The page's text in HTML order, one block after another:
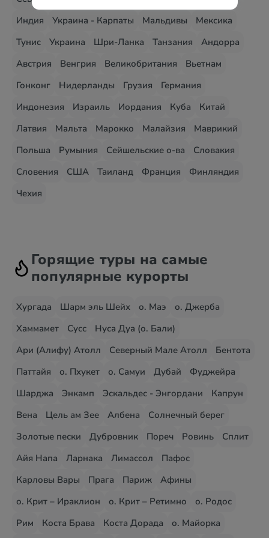
Индия
Украина - Карпаты Мальдивы
Мексика
Тунис
Украина Шри-Ланка Танзания
Андорра
Австрия
Венгрия Великобритания
Вьетнам
Гонконг
Нидерланды Грузия
Германия
Индонезия
Израиль Иордания Куба
Китай
Латвия
Мальта Марокко Малайзия
Маврикий
Польша
Румыния Сейшельские о-ва
Словакия
Словения
США Таиланд Франция
Финляндия
Чехия
Горящие туры на самые
популярные курорты
Хургада Шарм эль Шейх о. Маэ
о. Джерба
Хаммамет
Сусс
Нуса Дуа (о. Бали)
Ари (Алифу) Атолл
Северный Мале Атолл
Бентота
Паттайя
о. Пхукет о. Самуи Дубай
Фуджейра
Шарджа
Энкамп Эскальдес - Энгордани
Капрун
Вена
Цель ам Зее Албена
Солнечный берег
Золотые пески
Дубровник Пореч Ровинь
Сплит
Айя Напа
Ларнака Лимассол
Пафос
Карловы Вары
Прага Париж
Афины
о. Крит – Ираклион
о. Крит – Ретимно
о. Родос
Рим
Коста Брава Коста Дорада
о. Майорка